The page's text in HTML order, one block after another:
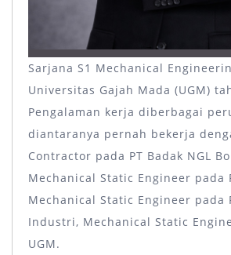
Sarjana S1 Mechanical
Universitas Gajah Mada (UGM)
Pengalaman kerja diberbagai
diantaranya pernah bekerja
Contractor pada PT Badak NGL
Mechanical Static Engineer pada
Mechanical Static Engineer pada
Industri, Mechanical Static
UGM.